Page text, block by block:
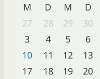
M D M D
27
28 29 30
3
4 5 6
10
11 12 13
17
18 19 20